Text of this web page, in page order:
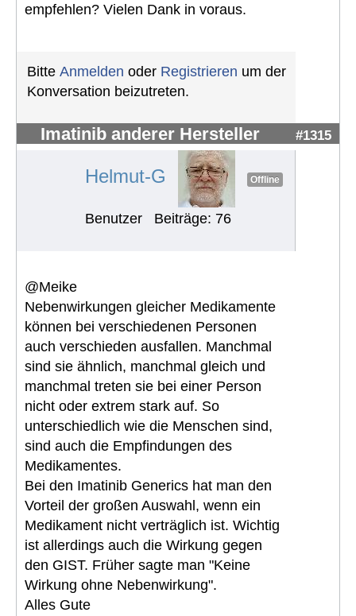
empfehlen? Vielen Dank in voraus.
Bitte Anmelden oder Registrieren um der
Konversation beizutreten.
Imatinib anderer Hersteller #1315
Helmut-G Offline
Benutzer Beiträge: 76
@Meike
Nebenwirkungen gleicher Medikamente
können bei verschiedenen Personen
auch verschieden ausfallen. Manchmal
sind sie ähnlich, manchmal gleich und
manchmal treten sie bei einer Person
nicht oder extrem stark auf. So
unterschiedlich wie die Menschen sind,
sind auch die Empfindungen des
Medikamentes.
Bei den Imatinib Generics hat man den
Vorteil der großen Auswahl, wenn ein
Medikament nicht verträglich ist. Wichtig
ist allerdings auch die Wirkung gegen
den GIST. Früher sagte man "Keine
Wirkung ohne Nebenwirkung".
Alles Gute